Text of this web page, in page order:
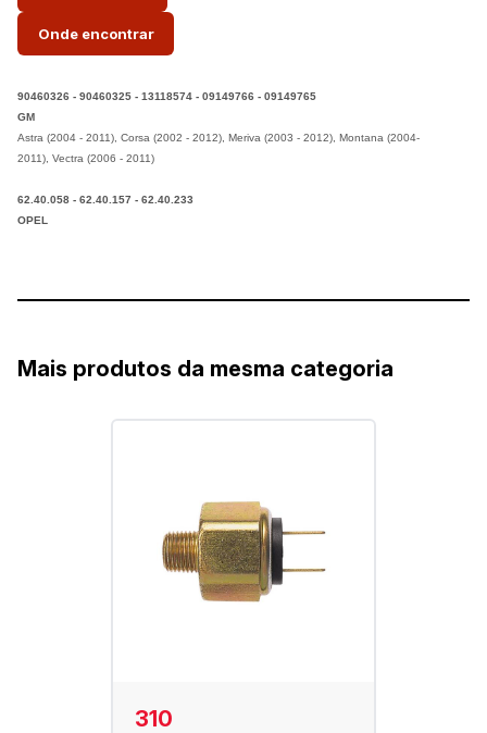
Onde encontrar
90460326 - 90460325 - 13118574 - 09149766 - 09149765
GM
Astra (2004 - 2011), Corsa (2002 - 2012), Meriva (2003 - 2012), Montana (2004-
2011), Vectra (2006 - 2011)
62.40.058 - 62.40.157 - 62.40.233
OPEL
Mais produtos da mesma categoria
310